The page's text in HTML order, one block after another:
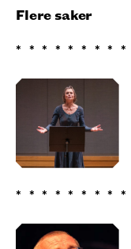
Flere saker